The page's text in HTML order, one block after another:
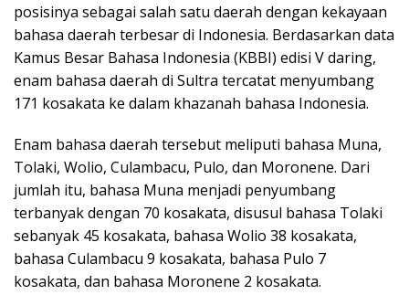
posisinya sebagai salah satu daerah dengan kekayaan
bahasa daerah terbesar di Indonesia. Berdasarkan data
Kamus Besar Bahasa Indonesia (KBBI) edisi V daring,
enam bahasa daerah di Sultra tercatat menyumbang
171 kosakata ke dalam khazanah bahasa Indonesia.
Enam bahasa daerah tersebut meliputi bahasa Muna,
Tolaki, Wolio, Culambacu, Pulo, dan Moronene. Dari
jumlah itu, bahasa Muna menjadi penyumbang
terbanyak dengan 70 kosakata, disusul bahasa Tolaki
sebanyak 45 kosakata, bahasa Wolio 38 kosakata,
bahasa Culambacu 9 kosakata, bahasa Pulo 7
kosakata, dan bahasa Moronene 2 kosakata.